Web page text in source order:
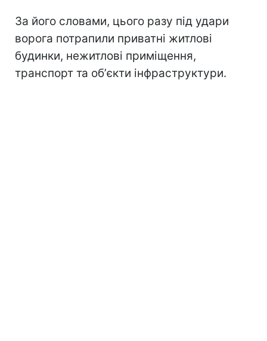
За його словами, цього разу під удари
ворога потрапили приватні житлові
будинки, нежитлові приміщення,
транспорт та обʼєкти інфраструктури.